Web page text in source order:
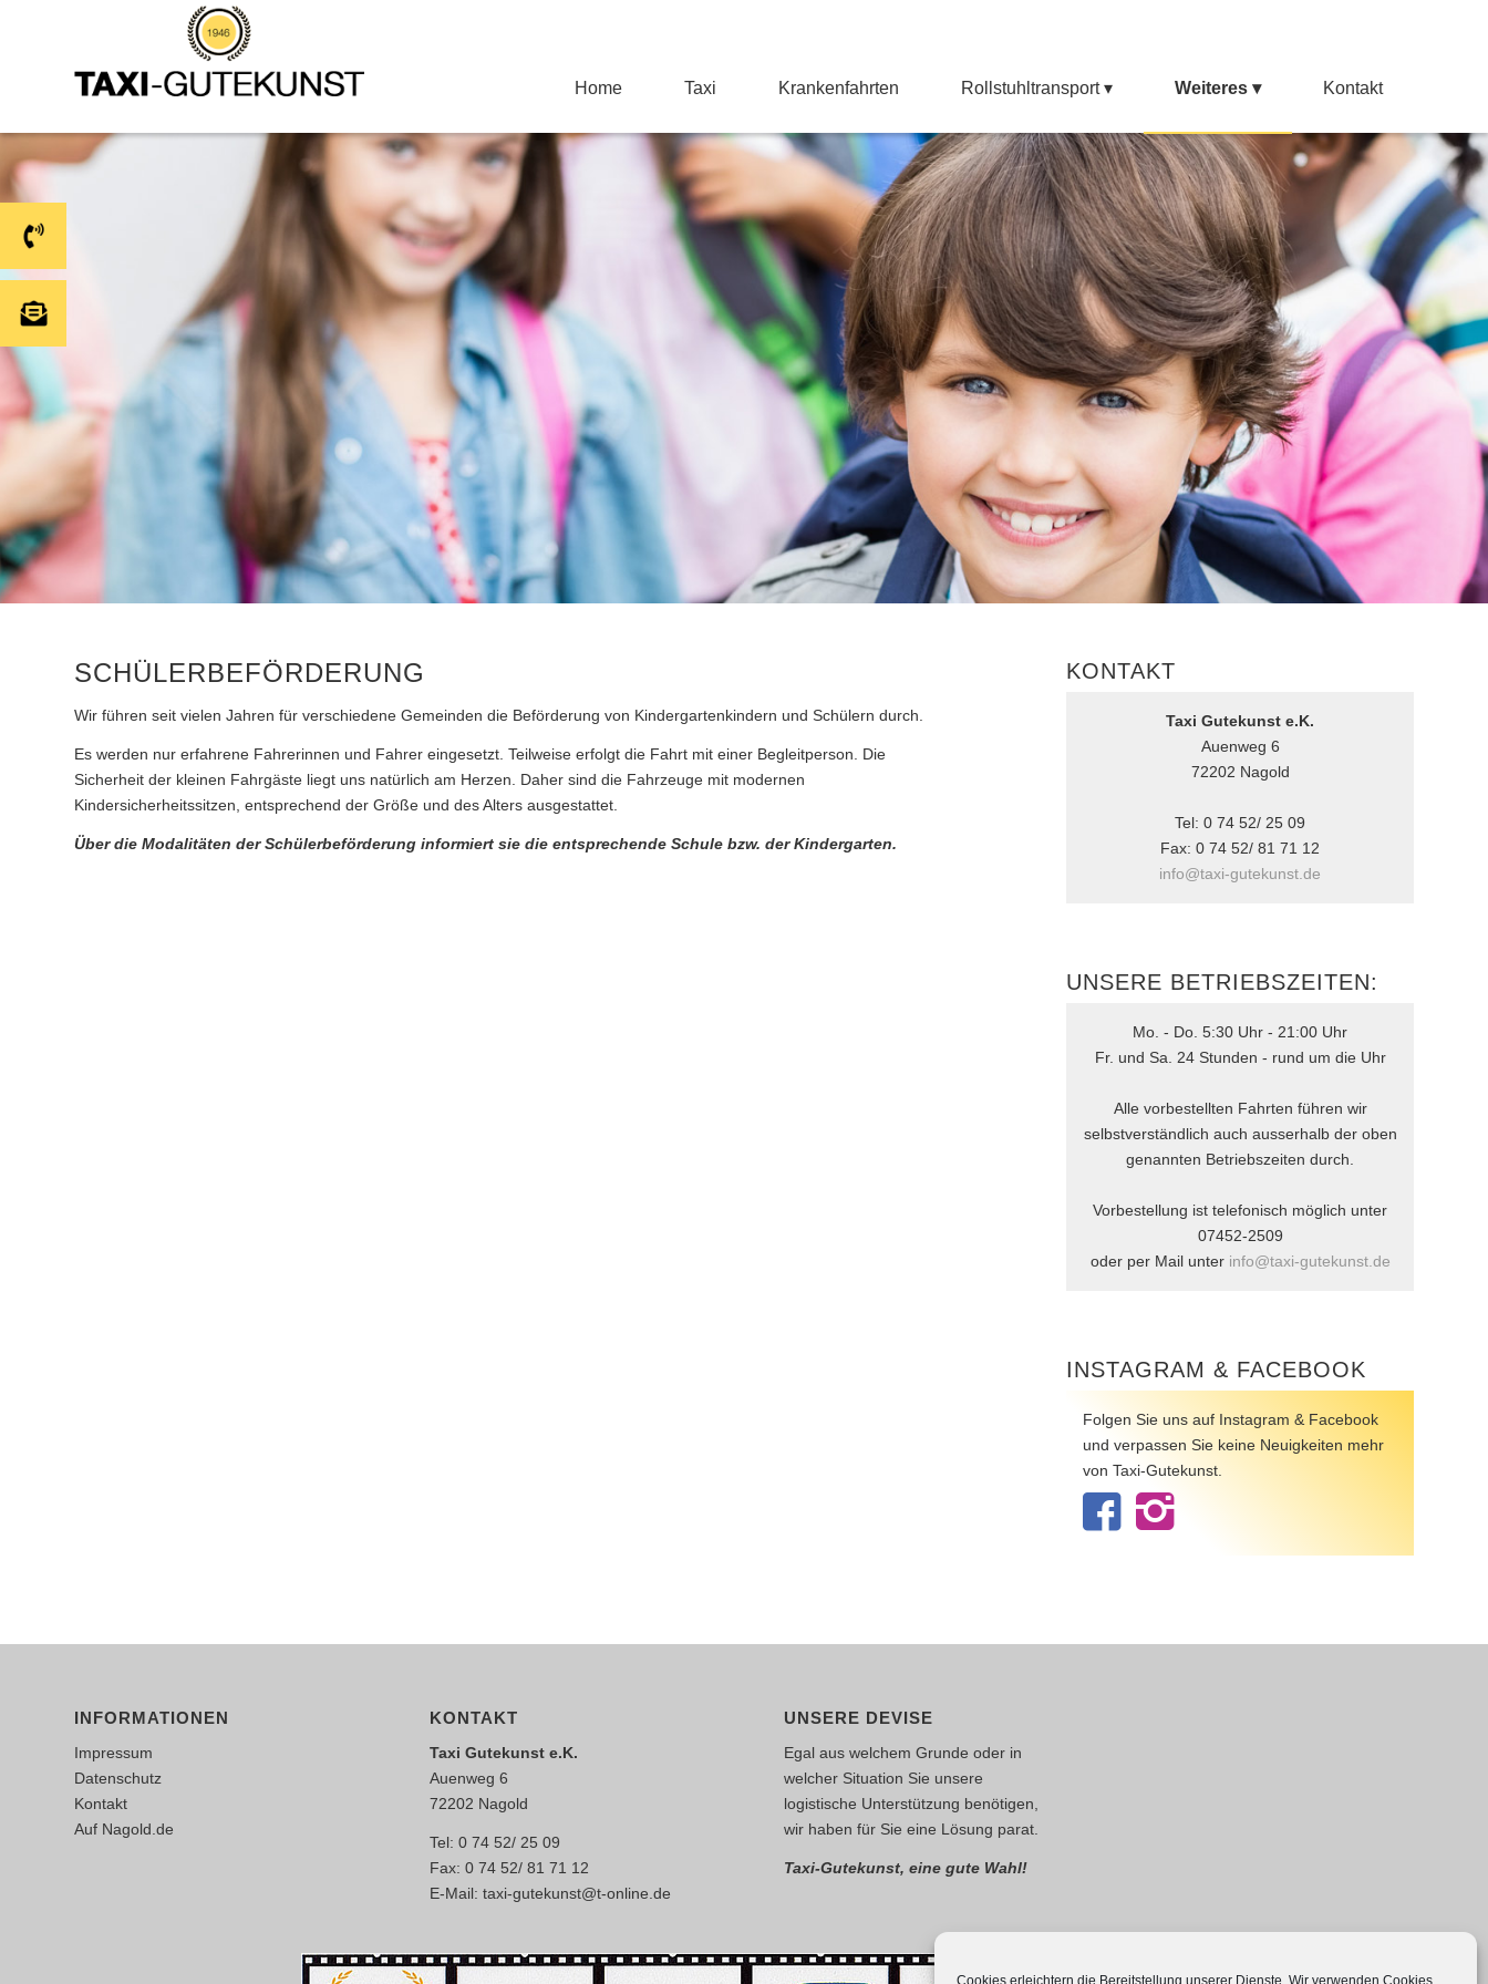
Cookies erleichtern die Bereitstellung unserer Dienste. Wir verwenden Cookies,
Home Taxi Krankenfahrten Rollstuhltransport Weiteres Kontakt
SCHÜLERBEFÖRDERUNG
Wir führen seit vielen Jahren für verschiedene Gemeinden die Beförderung von Kindergartenkindern und Schülern durch.
Es werden nur erfahrene Fahrerinnen und Fahrer eingesetzt. Teilweise erfolgt die Fahrt mit einer Begleitperson. Die
Sicherheit der kleinen Fahrgäste liegt uns natürlich am Herzen. Daher sind die Fahrzeuge mit modernen
Kindersicherheitssitzen, entsprechend der Größe und des Alters ausgestattet.
Über die Modalitäten der Schülerbeförderung informiert sie die entsprechende Schule bzw. der Kindergarten.
KONTAKT
Taxi Gutekunst e.K.
Auenweg 6
72202 Nagold
Tel: 0 74 52/ 25 09
Fax: 0 74 52/ 81 71 12
info@taxi-gutekunst.de
UNSERE BETRIEBSZEITEN:
Mo. - Do. 5:30 Uhr - 21:00 Uhr
Fr. und Sa. 24 Stunden - rund um die Uhr
Alle vorbestellten Fahrten führen wir
selbstverständlich auch ausserhalb der oben
genannten Betriebszeiten durch.
Vorbestellung ist telefonisch möglich unter
07452-2509
oder per Mail unter info@taxi-gutekunst.de
INSTAGRAM & FACEBOOK
Folgen Sie uns auf Instagram & Facebook
und verpassen Sie keine Neuigkeiten mehr
von Taxi-Gutekunst.
INFORMATIONEN
Impressum
Datenschutz
Kontakt
Auf Nagold.de
KONTAKT
Taxi Gutekunst e.K.
Auenweg 6
72202 Nagold
Tel: 0 74 52/ 25 09
Fax: 0 74 52/ 81 71 12
E-Mail: taxi-gutekunst@t-online.de
UNSERE DEVISE
Egal aus welchem Grunde oder in
welcher Situation Sie unsere
logistische Unterstützung benötigen,
wir haben für Sie eine Lösung parat.
Taxi-Gutekunst, eine gute Wahl!